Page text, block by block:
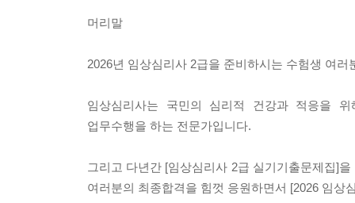
머리말
2026년 임상심리사 2급을 준비하시는 수험생 여
임상심리사는 국민의 심리적 건강과 적응을
업무수행을 하는 전문가입니다.
그리고 다년간 [임상심리사 2급 실기기출문제집]
여러분의 최종합격을 힘껏 응원하면서 [2026 임상